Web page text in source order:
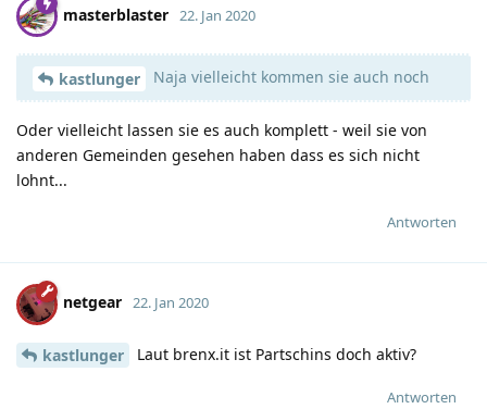
masterblaster 22. Jan 2020
kastlunger Naja vielleicht kommen sie auch noch
Oder vielleicht lassen sie es auch komplett - weil sie von
anderen Gemeinden gesehen haben dass es sich nicht
lohnt...
Antworten
netgear 22. Jan 2020
kastlunger Laut brenx.it ist Partschins doch aktiv?
Antworten